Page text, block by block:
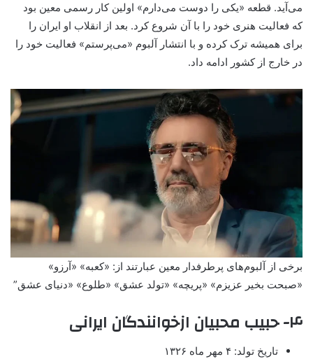
می‌آید. قطعه «یکی را دوست می‌دارم» اولین کار رسمی معین بود
که فعالیت هنری خود را با آن شروع کرد. بعد از انقلاب او ایران را
برای همیشه ترک کرده و با انتشار آلبوم «می‌پرستم» فعالیت خود را
در خارج از کشور ادامه داد.
برخی از آلبوم‌های پرطرفدار معین عبارتند از: «کعبه» «آرزو»
«صبحت بخیر عزیزم» «پریچه» «تولد عشق» «طلوع» «دنیای عشق”
۴- حبیب محبیان ازخوانندگان ایرانی
تاریخ تولد: ۴ مهر ماه ۱۳۲۶